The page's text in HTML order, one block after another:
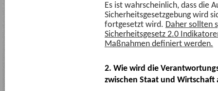
Es ist wahrscheinlich, dass die
Sicherheitsgesetzgebung wird
fortgesetzt wird. Daher sollten
Sicherheitsgesetz 2.0
Maßnahmen definiert werden.
2. Wie wird die
zwischen Staat und Wirtschaft